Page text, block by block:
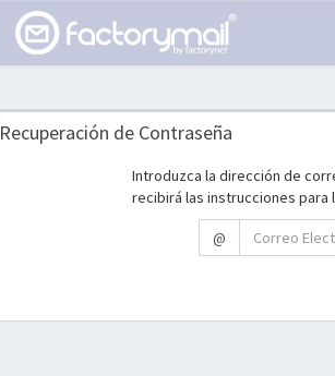
Recuperación de Contraseña
Introduzca la dirección de
recibirá las instrucciones para
@